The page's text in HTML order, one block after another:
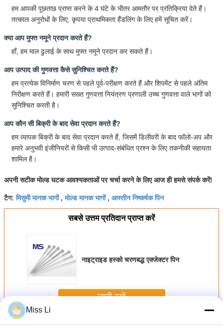
हम आपकी पूछताछ प्राप्त करने के 4 घंटे के भीतर आमतौर पर प्रतिक्रिया देते हैं।
तत्काल अनुरोधों के लिए, कृपया प्राथमिकता हैंडलिंग के लिए हमें सूचित करें।
क्या आप मुफ्त नमूने प्रदान करते हैं?
हाँ, हम माल ढुलाई के साथ मुफ्त नमूने प्रदान कर सकते हैं।
आप उत्पाद की गुणवत्ता कैसे सुनिश्चित करते हैं?
हम प्रत्येक विनिर्माण चरण से पहले पूर्व-परीक्षण करते हैं और शिपमेंट से पहले अंतिम
निरीक्षण करते हैं। हमारी सख्त गुणवत्ता नियंत्रण प्रणाली उच्च गुणवत्ता वाले भागों को
सुनिश्चित करती है।
आप कौन सी बिक्री के बाद सेवा प्रदान करते हैं?
हम व्यापक बिक्री के बाद सेवा प्रदान करते हैं, जिसमें डिलीवरी के बाद फॉलो-अप और
हमारे अनुभवी इंजीनियरों से किसी भी उत्पाद-संबंधित प्रश्न के लिए तकनीकी सहायता
शामिल है।
अपनी सटीक मोल्ड घटक आवश्यकताओं पर चर्चा करने के लिए आज ही हमसे संपर्क करें!
टैग:मिसुमी मानक भागों,मोल्ड मानक भागों, आस्तीन निष्कर्षक पिन
सबसे उत्तम प्रतिदान प्राप्त करें
नाइट्राइड हस्को चरणबद्ध एक्जेक्टर पिन
जारी रखें
अधिकढालना मानक भागों
Miss Li